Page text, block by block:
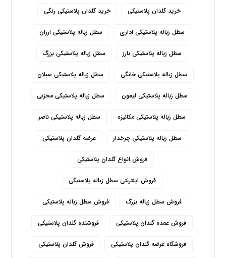
خرید گلدان پلاستیکی خرید گلدان پلاستیکی رنگی
سطل زباله پلاستیکی اداری سطل زباله پلاستیکی ارزان
سطل زباله پلاستیکی بارز سطل زباله پلاستیکی بزرگ
سطل زباله پلاستیکی خانگی سطل زباله پلاستیکی سبلان
سطل زباله پلاستیکی لیمون سطل زباله پلاستیکی مخزنی
سطل زباله پلاستیکی مکانیزه سطل زباله پلاستیکی ناصر
سطل زباله پلاستیکی چرخدار عرضه گلدان پلاستیکی
فروش انواع گلدان پلاستیکی
فروش اینترنتی سطل زباله پلاستیکی
فروش سطل زباله بزرگ فروش سطل زباله پلاستیکی
فروش عمده گلدان پلاستیکی فروشنده گلدان پلاستیکی
فروشگاه عرضه گلدان پلاستیکی فروش گلدان پلاستیکی